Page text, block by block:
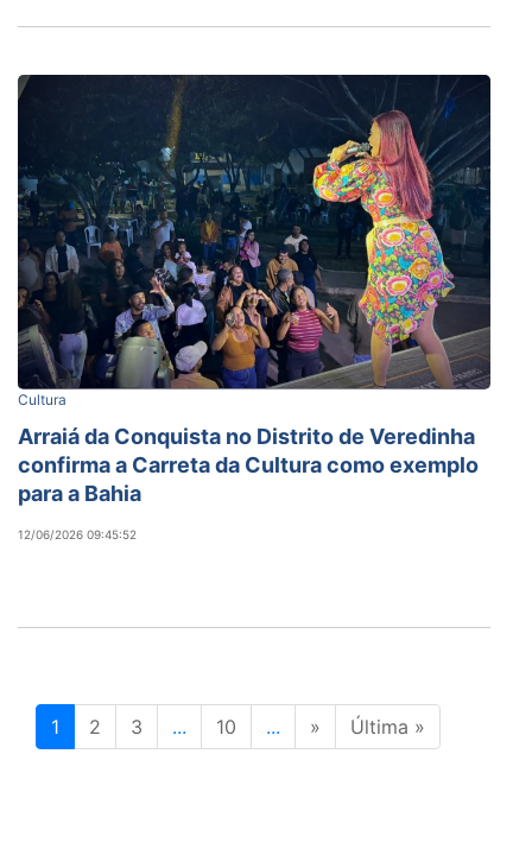
Cultura
Arraiá da Conquista no Distrito de Veredinha
confirma a Carreta da Cultura como exemplo
para a Bahia
12/06/2026 09:45:52
1 2 3 ... 10 ... » Última »